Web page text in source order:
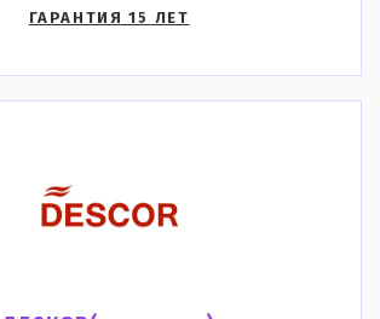
ГАРАНТИЯ 15 ЛЕТ